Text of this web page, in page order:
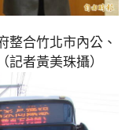
整合竹北市內公、
者黃美珠攝）